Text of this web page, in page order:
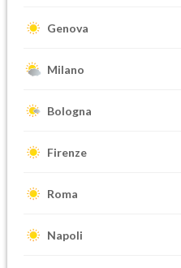
Genova
Milano
Bologna
Firenze
Roma
Napoli